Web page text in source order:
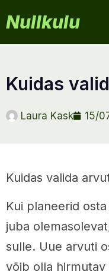
Nullkulu
kuidas
Laura Kask 15/
Kuidas valida
Kui planeerid
juba
sulle. Uue arvuti
võib olla